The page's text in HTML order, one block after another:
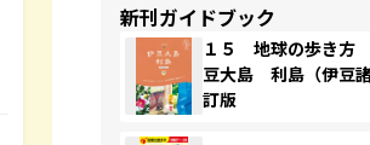
新刊ガイドブック
１５ 地球の歩き
豆大島 利島（伊豆
訂版